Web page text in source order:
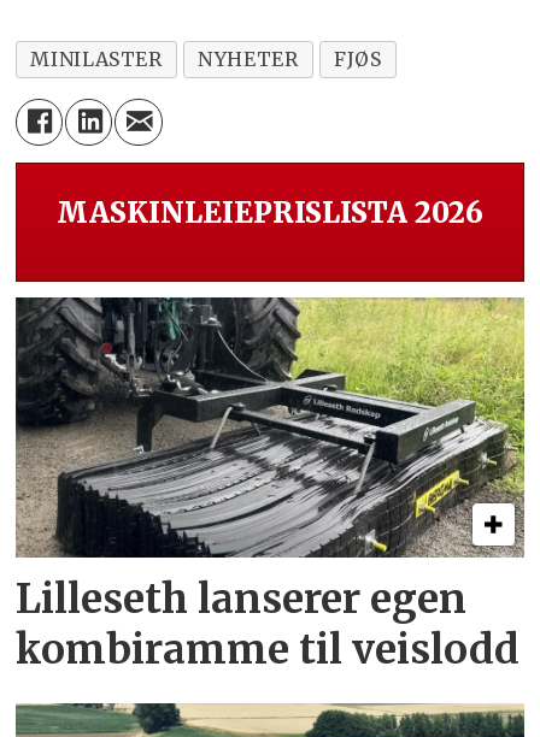
MINILASTER NYHETER FJØS
MASKINLEIEPRISLISTA 2026
Lilleseth lanserer egen
kombi­ramme til veislodd